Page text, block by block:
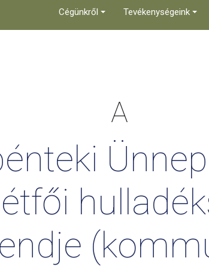
Cégünkről Tevékenységeink
A